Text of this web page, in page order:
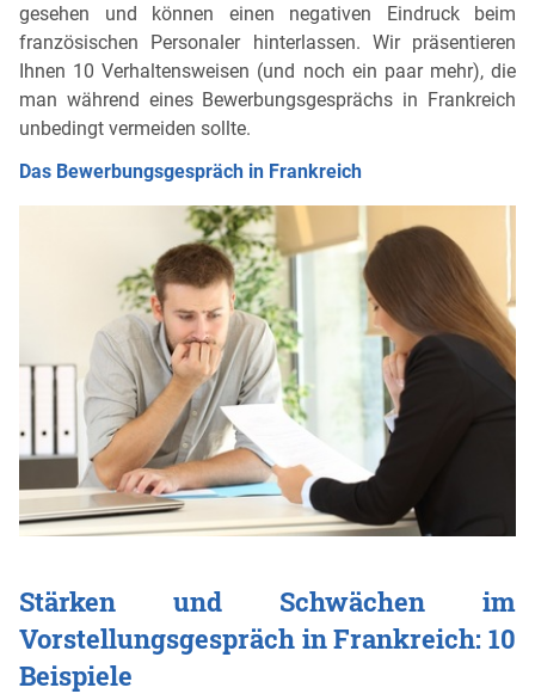
gesehen und können einen negativen Eindruck beim
französischen Personaler hinterlassen. Wir präsentieren
Ihnen 10 Verhaltensweisen (und noch ein paar mehr), die
man während eines Bewerbungsgesprächs in Frankreich
unbedingt vermeiden sollte.
Das Bewerbungsgespräch in Frankreich
Stärken und Schwächen im
Vorstellungsgespräch in Frankreich: 10
Beispiele